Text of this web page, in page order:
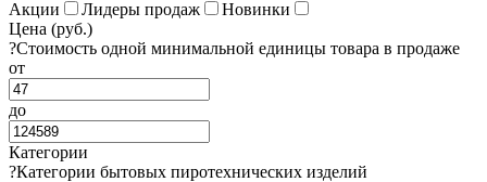
Акции
Лидеры продаж
Новинки
Цена (руб.)
?Стоимость одной минимальной единицы товара в продаже
от
до
Категории
?Категории бытовых пиротехнических изделий